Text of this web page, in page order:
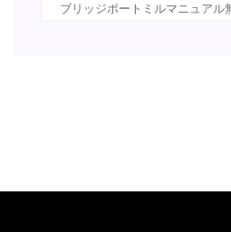
ブリッジポートミルマニュアル